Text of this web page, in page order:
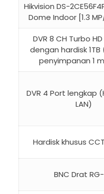
Hikvision DS-
Dome Indoor [1.3
DVR 8 CH Turbo
dengan hardisk
penyimpanan 1
DVR 4 Port lengkap
LAN)
Hardisk khusus
BNC Drat